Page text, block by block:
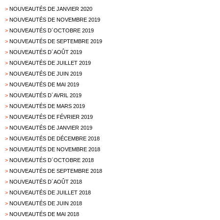
> NOUVEAUTÉS DE JANVIER 2020
> NOUVEAUTÉS DE NOVEMBRE 2019
> NOUVEAUTÉS D´OCTOBRE 2019
> NOUVEAUTÉS DE SEPTEMBRE 2019
> NOUVEAUTÉS D´AOÛT 2019
> NOUVEAUTÉS DE JUILLET 2019
> NOUVEAUTÉS DE JUIN 2019
> NOUVEAUTÉS DE MAI 2019
> NOUVEAUTÉS D´AVRIL 2019
> NOUVEAUTÉS DE MARS 2019
> NOUVEAUTÉS DE FÉVRIER 2019
> NOUVEAUTÉS DE JANVIER 2019
> NOUVEAUTÉS DE DÉCEMBRE 2018
> NOUVEAUTÉS DE NOVEMBRE 2018
> NOUVEAUTÉS D´OCTOBRE 2018
> NOUVEAUTÉS DE SEPTEMBRE 2018
> NOUVEAUTÉS D´AOÛT 2018
> NOUVEAUTÉS DE JUILLET 2018
> NOUVEAUTÉS DE JUIN 2018
> NOUVEAUTÉS DE MAI 2018